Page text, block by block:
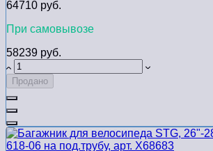
64710 руб.
При самовывозе
58239 руб.
Продано